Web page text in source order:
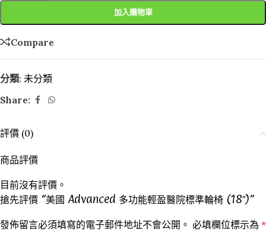
加入購物車
Compare
分類: 未分類
Share:
評價 (0)
商品評價
目前沒有評價。
搶先評價 “美國 Advanced 多功能輕盈醫院標準輪椅 (18″)”
發佈留言必須填寫的電子郵件地址不會公開。 必填欄位標示為 *